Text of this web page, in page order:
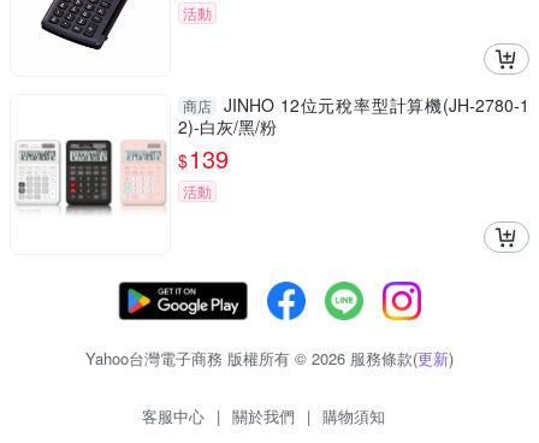
活動
商店 JINHO 12位元稅率型計算機(JH-2780-1
2)-白灰/黑/粉
$139
活動
Yahoo台灣電子商務 版權所有 © 2026 服務條款(更新)
客服中心 | 關於我們 | 購物須知